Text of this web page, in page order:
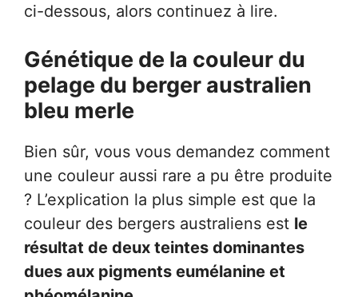
ci-dessous, alors continuez à lire.
Génétique de la couleur du
pelage du berger australien
bleu merle
Bien sûr, vous vous demandez comment
une couleur aussi rare a pu être produite
? L’explication la plus simple est que la
couleur des bergers australiens est le
résultat de deux teintes dominantes
dues aux pigments eumélanine et